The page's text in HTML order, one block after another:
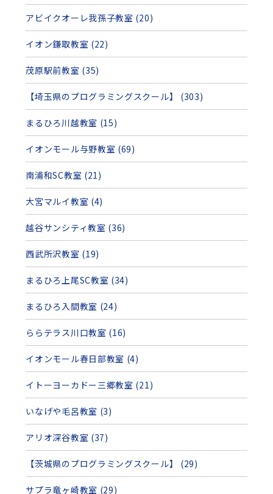
アビイクオーレ我孫子教室 (20)
イオン鎌取教室 (22)
茂原駅前教室 (35)
【埼玉県のプログラミングスクール】 (303)
まるひろ川越教室 (15)
イオンモール与野教室 (69)
南浦和SC教室 (21)
大宮マルイ教室 (4)
越谷サンシティ教室 (36)
西武所沢教室 (19)
まるひろ上尾SC教室 (34)
まるひろ入間教室 (24)
ららテラス川口教室 (16)
イオンモール春日部教室 (4)
イトーヨーカドー三郷教室 (21)
いなげや毛呂教室 (3)
アリオ深谷教室 (37)
【茨城県のプログラミングスクール】 (29)
サプラ竜ヶ崎教室 (29)